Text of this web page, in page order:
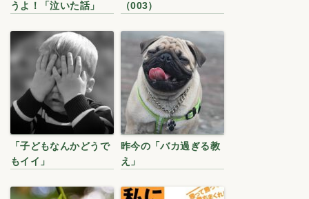
うよ！「泣いた話」 （003）
「子どもなんかどうで
もイイ」
昨今の「バカ過ぎる教
え」